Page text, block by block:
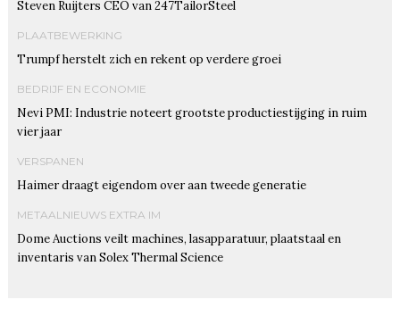
Steven Ruijters CEO van 247TailorSteel
PLAATBEWERKING
Trumpf herstelt zich en rekent op verdere groei
BEDRIJF EN ECONOMIE
Nevi PMI: Industrie noteert grootste productiestijging in ruim
vier jaar
VERSPANEN
Haimer draagt eigendom over aan tweede generatie
METAALNIEUWS EXTRA IM
Dome Auctions veilt machines, lasapparatuur, plaatstaal en
inventaris van Solex Thermal Science